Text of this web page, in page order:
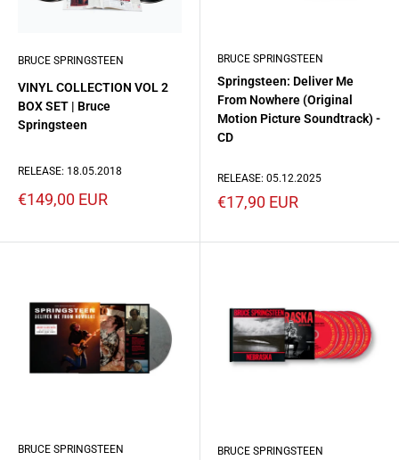
BRUCE SPRINGSTEEN
VINYL COLLECTION VOL 2
BOX SET | Bruce
Springsteen
RELEASE: 18.05.2018
Prezzo
€149,00 EUR
BRUCE SPRINGSTEEN
Springsteen: Deliver Me
From Nowhere (Original
Motion Picture Soundtrack) -
CD
RELEASE: 05.12.2025
Prezzo
€17,90 EUR
BRUCE SPRINGSTEEN BRUCE SPRINGSTEEN